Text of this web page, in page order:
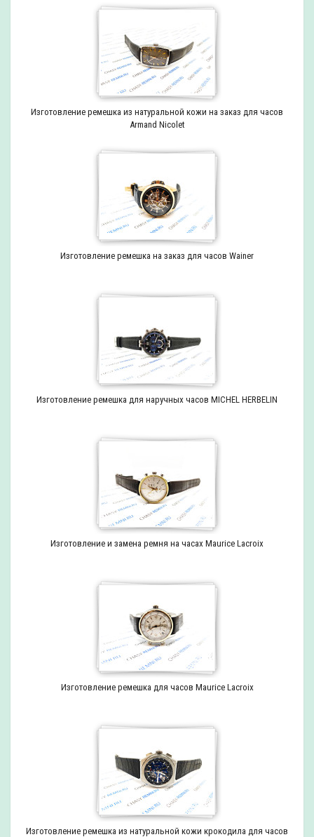
Изготовление ремешка из натуральной кожи на заказ для часов
Armand Nicolet
Изготовление ремешка на заказ для часов Wainer
Изготовление ремешка для наручных часов MICHEL HERBELIN
Изготовление и замена ремня на часах Maurice Lacroix
Изготовление ремешка для часов Maurice Lacroix
Изготовление ремешка из натуральной кожи крокодила для часов